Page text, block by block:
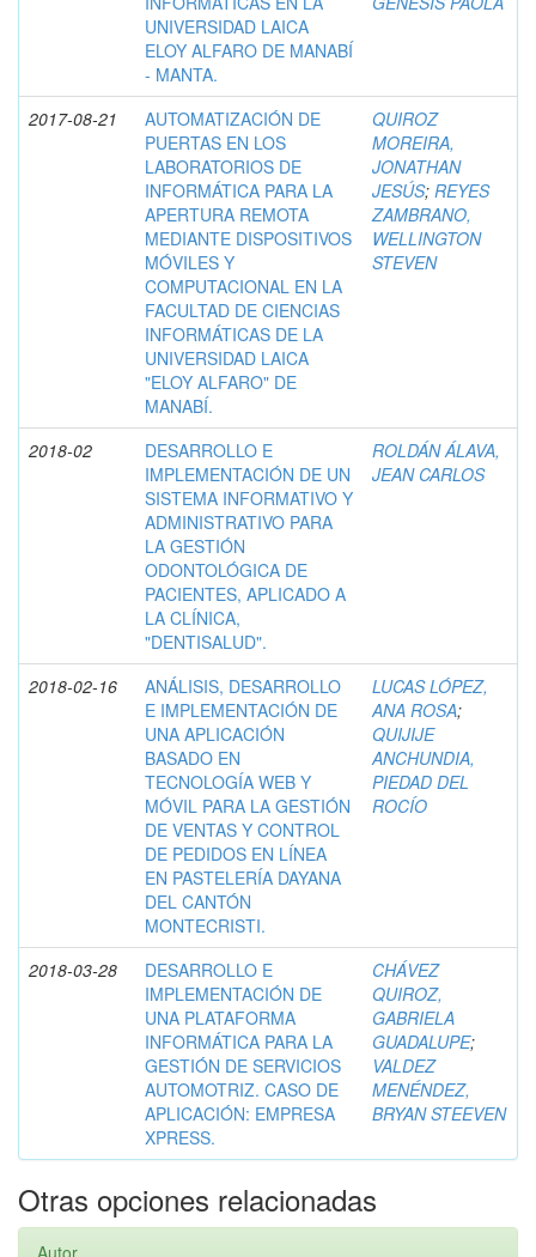
UNIVERSIDAD LAICA
ELOY ALFARO DE MANABÍ
- MANTA.
2017-08-21
AUTOMATIZACIÓN DE
PUERTAS EN LOS
LABORATORIOS DE
INFORMÁTICA PARA LA
APERTURA REMOTA
MEDIANTE DISPOSITIVOS
MÓVILES Y
COMPUTACIONAL EN LA
FACULTAD DE CIENCIAS
INFORMÁTICAS DE LA
UNIVERSIDAD LAICA
"ELOY ALFARO" DE
MANABÍ.
QUIROZ
MOREIRA,
JONATHAN
JESÚS; REYES
ZAMBRANO,
WELLINGTON
STEVEN
2018-02
DESARROLLO E
IMPLEMENTACIÓN DE UN
SISTEMA INFORMATIVO Y
ADMINISTRATIVO PARA
LA GESTIÓN
ODONTOLÓGICA DE
PACIENTES, APLICADO A
LA CLÍNICA,
"DENTISALUD".
ROLDÁN ÁLAVA,
JEAN CARLOS
2018-02-16
ANÁLISIS, DESARROLLO
E IMPLEMENTACIÓN DE
UNA APLICACIÓN
BASADO EN
TECNOLOGÍA WEB Y
MÓVIL PARA LA GESTIÓN
DE VENTAS Y CONTROL
DE PEDIDOS EN LÍNEA
EN PASTELERÍA DAYANA
DEL CANTÓN
MONTECRISTI.
LUCAS LÓPEZ,
ANA ROSA;
QUIJIJE
ANCHUNDIA,
PIEDAD DEL
ROCÍO
2018-03-28
DESARROLLO E
IMPLEMENTACIÓN DE
UNA PLATAFORMA
INFORMÁTICA PARA LA
GESTIÓN DE SERVICIOS
AUTOMOTRIZ. CASO DE
APLICACIÓN: EMPRESA
XPRESS.
CHÁVEZ
QUIROZ,
GABRIELA
GUADALUPE;
VALDEZ
MENÉNDEZ,
BRYAN STEEVEN
Otras opciones relacionadas
Autor